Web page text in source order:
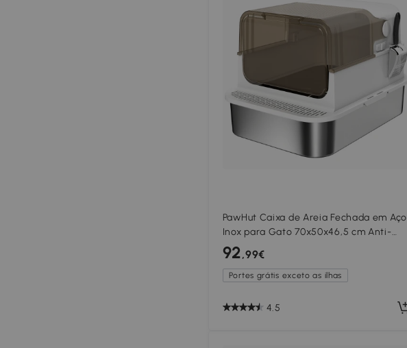
PawHut Caixa de Areia Fechada em Aço
Inox para Gato 70x50x46,5 cm Anti-
Odor com Pá (Branco)
92,99€
Portes grátis exceto as ilhas
4.5